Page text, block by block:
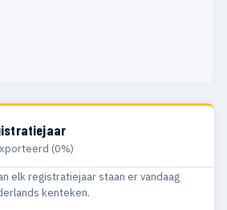
(0%)
elk registratiejaar staan er vandaag
kenteken.